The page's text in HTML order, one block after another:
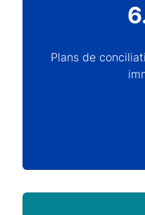
Plans de